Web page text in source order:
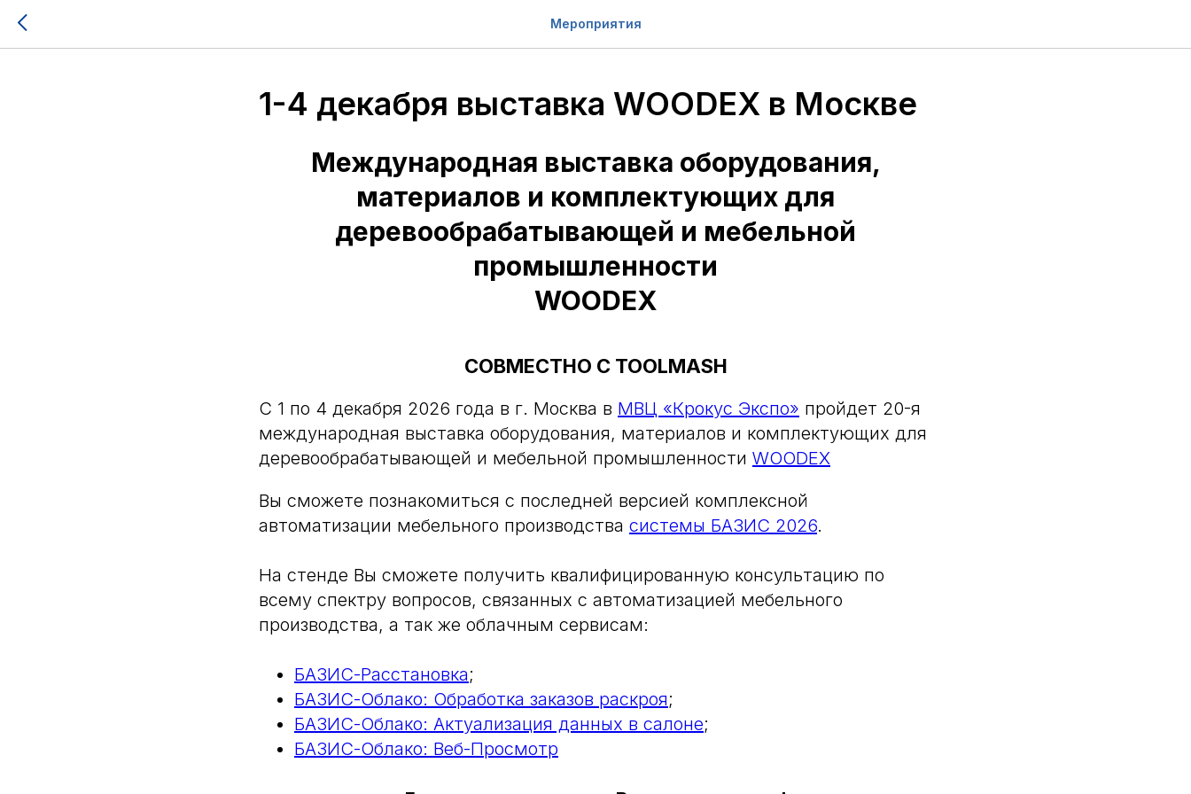
Мероприятия
1-4 декабря выставка WOODEX в Москве
Международная выставка оборудования,
материалов и комплектующих для
деревообрабатывающей и мебельной
промышленности
WOODEX
СОВМЕСТНО С TOOLMASH
С 1 по 4 декабря 2026 года в г. Москва в МВЦ «Крокус Экспо» пройдет 20-я
международная выставка оборудования, материалов и комплектующих для
деревообрабатывающей и мебельной промышленности WOODEX
Вы сможете познакомиться с последней версией комплексной
автоматизации мебельного производства системы БАЗИС 2026.
На стенде Вы сможете получить квалифицированную консультацию по
всему спектру вопросов, связанных с автоматизацией мебельного
производства, а так же облачным сервисам:
БАЗИС-Расстановка;
БАЗИС-Облако: Обработка заказов раскроя;
БАЗИС-Облако: Актуализация данных в салоне;
БАЗИС-Облако: Веб-Просмотр